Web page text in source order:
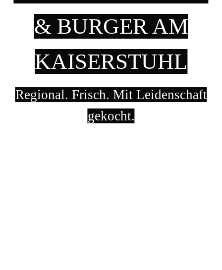
& BURGER AM
KAISERSTUHL
Regional. Frisch. Mit Leidenschaft
gekocht.